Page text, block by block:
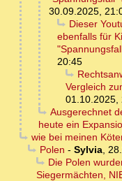
30.09.2025,
Dieser
ebenfalls für
20:45
Vergleich
01.10.2025,
Ausgerechnet
heute ein
wie bei meinen
Polen - Sylvia,
Die Polen
Siegermächten,